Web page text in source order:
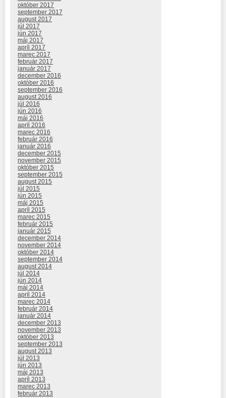
október 2017
september 2017
august 2017
júl 2017
jún 2017
máj 2017
apríl 2017
marec 2017
február 2017
január 2017
december 2016
október 2016
september 2016
august 2016
júl 2016
jún 2016
máj 2016
apríl 2016
marec 2016
február 2016
január 2016
december 2015
november 2015
október 2015
september 2015
august 2015
júl 2015
jún 2015
máj 2015
apríl 2015
marec 2015
február 2015
január 2015
december 2014
november 2014
október 2014
september 2014
august 2014
júl 2014
jún 2014
máj 2014
apríl 2014
marec 2014
február 2014
január 2014
december 2013
november 2013
október 2013
september 2013
august 2013
júl 2013
jún 2013
máj 2013
apríl 2013
marec 2013
február 2013